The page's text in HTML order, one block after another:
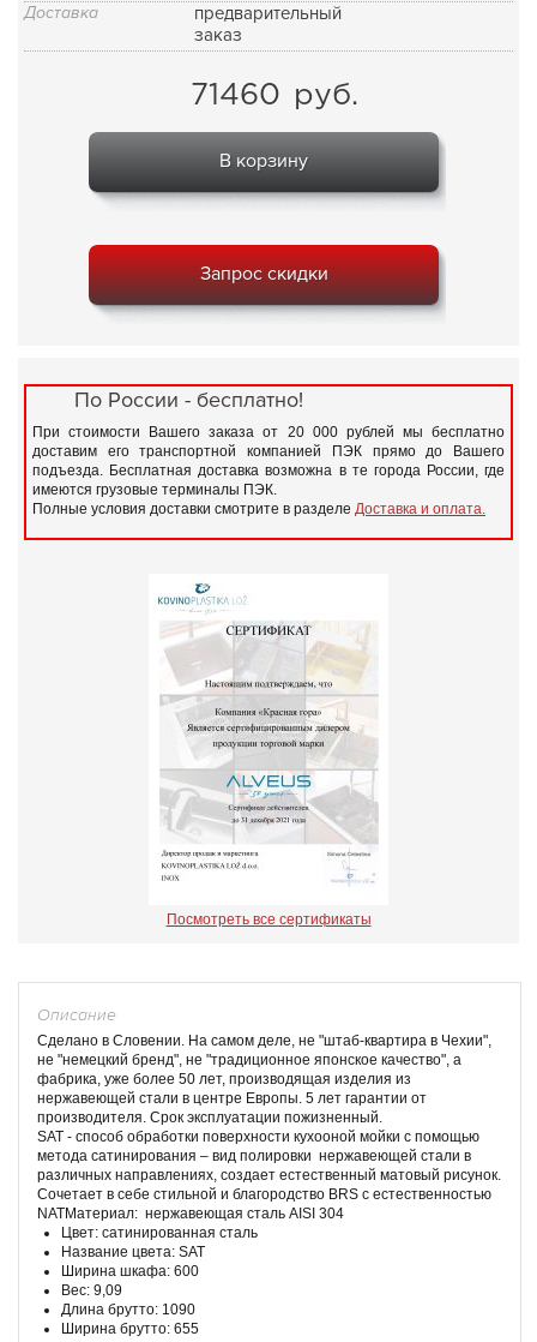
Доставка
предварительный
заказ
71460 руб.
В корзину
Запрос скидки
По России - бесплатно!
При стоимости Вашего заказа от 20 000 рублей мы бесплатно
доставим его транспортной компанией ПЭК прямо до Вашего
подъезда. Бесплатная доставка возможна в те города России, где
имеются грузовые терминалы ПЭК.
Полные условия доставки смотрите в разделе Доставка и оплата.
Посмотреть все сертификаты
Описание
Сделано в Словении. На самом деле, не "штаб-квартира в Чехии",
не "немецкий бренд", не "традиционное японское качество", а
фабрика, уже более 50 лет, производящая изделия из
нержавеющей стали в центре Европы. 5 лет гарантии от
производителя. Срок эксплуатации пожизненный.
SAT - способ обработки поверхности кухооной мойки с помощью
метода сатинирования – вид полировки нержавеющей стали в
различных направлениях, создает естественный матовый рисунок.
Сочетает в себе стильной и благородство BRS с естественностью
NATМатериал: нержавеющая сталь AISI 304
Цвет: сатинированная сталь
Название цвета: SAT
Ширина шкафа: 600
Вес: 9,09
Длина брутто: 1090
Ширина брутто: 655